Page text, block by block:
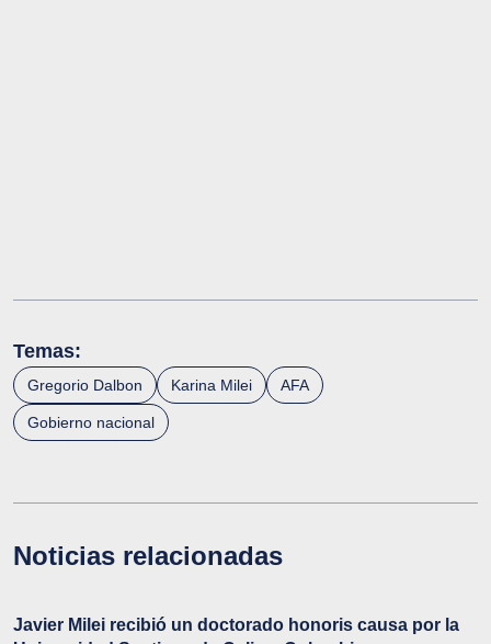
Temas:
Gregorio Dalbon Karina Milei AFA
Gobierno nacional
Noticias relacionadas
Javier Milei recibió un doctorado honoris causa por la